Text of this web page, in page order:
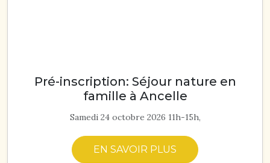
Pré-inscription: Séjour nature en
famille à Ancelle
Samedi 24 octobre 2026 11h-15h,
EN SAVOIR PLUS